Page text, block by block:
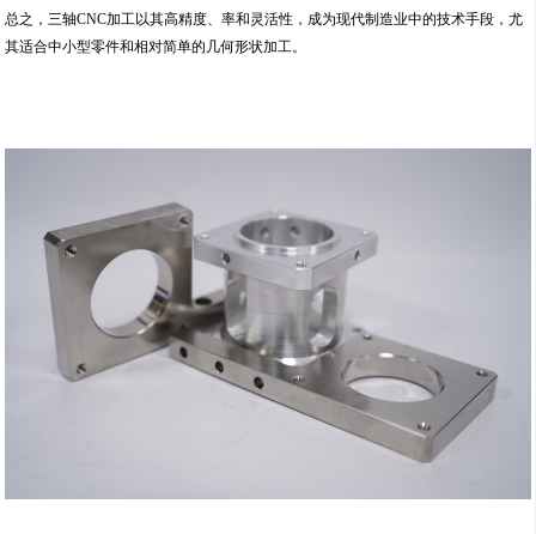
总之，三轴CNC加工以其高精度、率和灵活性，成为现代制造业中的技术手段，尤
其适合中小型零件和相对简单的几何形状加工。